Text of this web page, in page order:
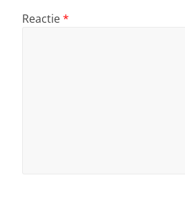
Reactie*